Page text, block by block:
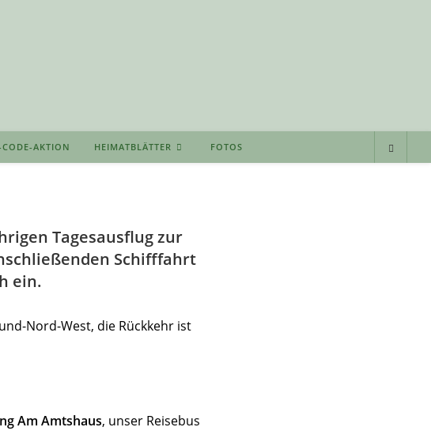
AKTION HEIMATBLÄTTER FOTOS
Tagesausflug zur
Schifffahrt
ein.
Nord-West, die Rückkehr ist
Am Amtshaus, unser Reisebus